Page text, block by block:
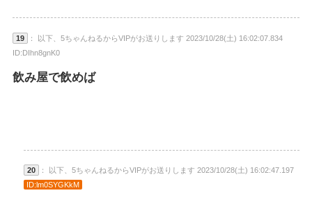
19
： 以下、5ちゃんねるからVIPがお送りします 2023/10/28(土) 16:02:07.834
ID:DIhn8gnK0
飲み屋で飲めば
20
： 以下、5ちゃんねるからVIPがお送りします 2023/10/28(土) 16:02:47.197
ID:lm0SYGKkM